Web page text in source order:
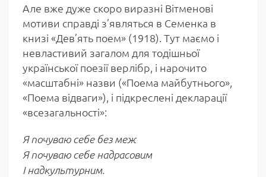
Але вже дуже скоро виразні Вітменові
мотиви справді з’являться в Семенка в
книзі «Дев’ять поем» (1918). Тут маємо і
невластивий загалом для тодішньої
української поезії верлібр, і нарочито
«масштабні» назви («Поема майбутнього»,
«Поема відваги»), і підкреслені декларації
«всезагальності»:
Я почуваю себе без меж
Я почуваю себе надрасовим
І надкультурним.